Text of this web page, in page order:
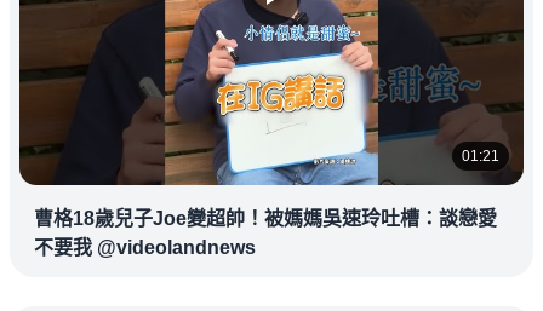
01:21
曹格18歲兒子Joe變超帥！被媽媽吳速玲吐槽：談戀愛
不要我 @videolandnews